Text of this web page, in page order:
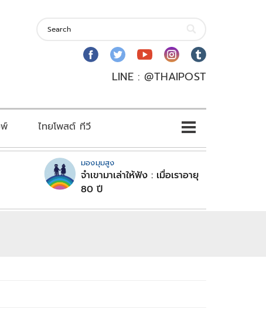
LINE : @THAIPOST
ไทยโพสต์ ทีวี
มองมุมสูง
จำเขามาเล่าให้ฟัง : เมื่อเราอายุ
80 ปี